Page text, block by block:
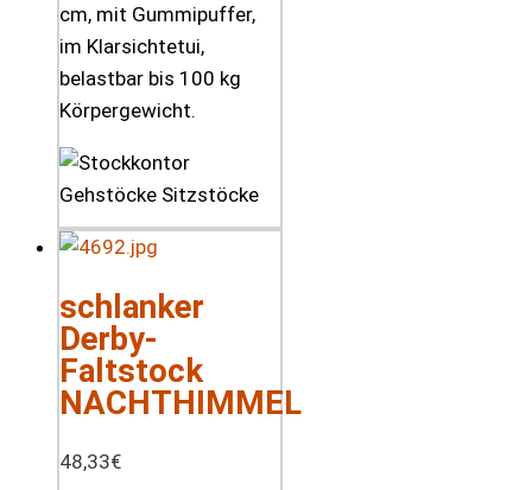
cm, mit Gummipuffer,
im Klarsichtetui,
belastbar bis 100 kg
Körpergewicht.
schlanker
Derby-
Faltstock
NACHTHIMMEL
48,33€